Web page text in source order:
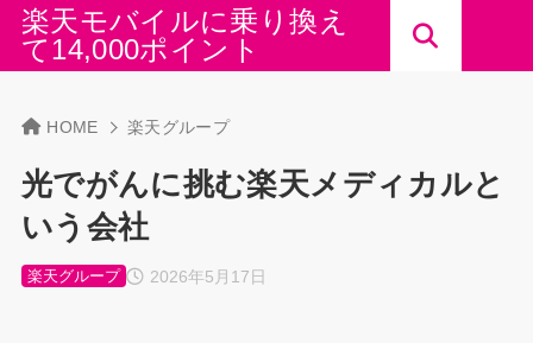
楽天モバイルに乗り換え
て14,000ポイント
HOME 楽天グループ
光でがんに挑む楽天メディカルと
いう会社
2026年5月17日
楽天グループ